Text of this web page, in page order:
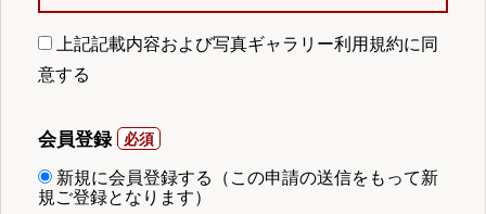
上記記載内容および写真ギャラリー利用規約に同
意する
会員登録
新規に会員登録する（この申請の送信をもって新
規ご登録となります）